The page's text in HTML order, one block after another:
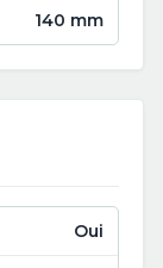
140 mm
Oui